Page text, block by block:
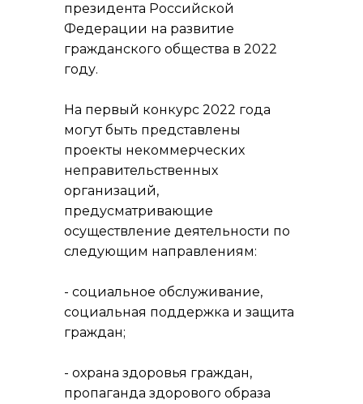
президента Российской
Федерации на развитие
гражданского общества в 2022
году.
На первый конкурс 2022 года
могут быть представлены
проекты некоммерческих
неправительственных
организаций,
предусматривающие
осуществление деятельности по
следующим направлениям:
- социальное обслуживание,
социальная поддержка и защита
граждан;
- охрана здоровья граждан,
пропаганда здорового образа